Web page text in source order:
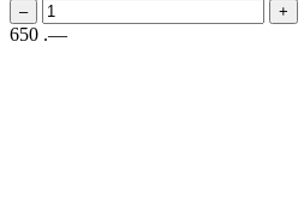
– +
650 .—